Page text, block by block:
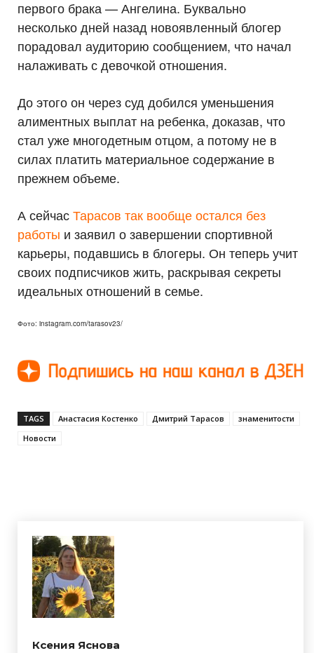
первого брака — Ангелина. Буквально
несколько дней назад новоявленный блогер
порадовал аудиторию сообщением, что начал
налаживать с девочкой отношения.
До этого он через суд добился уменьшения
алиментных выплат на ребенка, доказав, что
стал уже многодетным отцом, а потому не в
силах платить материальное содержание в
прежнем объеме.
А сейчасТарасов так вообще остался без
работы и заявил о завершении спортивной
карьеры, подавшись в блогеры. Он теперь учит
своих подписчиков жить, раскрывая секреты
идеальных отношений в семье.
Фото: instagram.com/tarasov23/
TAGS Анастасия Костенко Дмитрий Тарасов
знаменитости
Новости
Ксения Яснова